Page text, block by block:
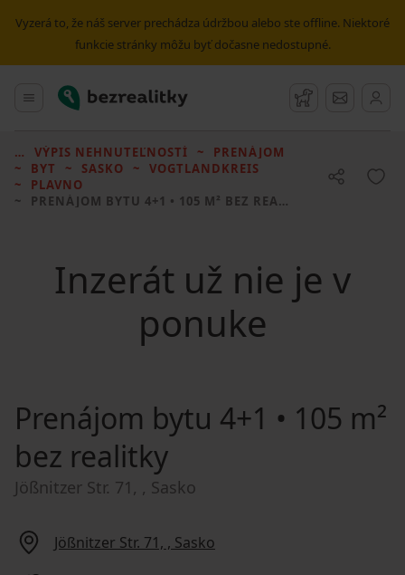
Vyzerá to, že náš server prechádza údržbou alebo ste offline. Niektoré
funkcie stránky môžu byť dočasne nedostupné.
Hlavné menu
Bezrealitky Strážny pes
Správy
VÝPIS NEHNUTEĽNOSTÍ
PRENÁJOM
BYT
SASKO
VOGTLANDKREIS
PLAVNO
PRENÁJOM BYTU 4+1 • 105 M² BEZ REALITKY
Inzerát už nie je v
ponuke
Prenájom bytu 4+1 • 105 m²
bez realitky
Jößnitzer Str. 71, , Sasko
Jößnitzer Str. 71, , Sasko